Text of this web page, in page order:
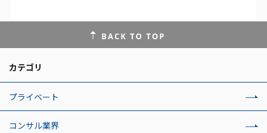
カテゴリ
プライベート
コンサル業界